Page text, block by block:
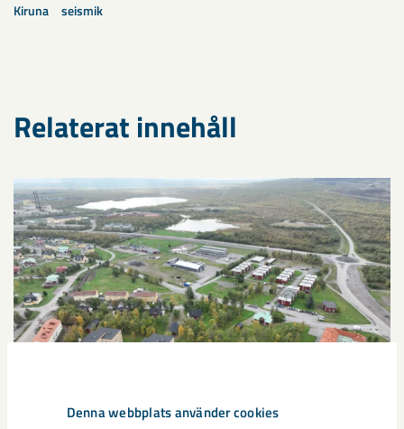
Denna webbplats använder cookies
Kiruna seismik
Relaterat innehåll